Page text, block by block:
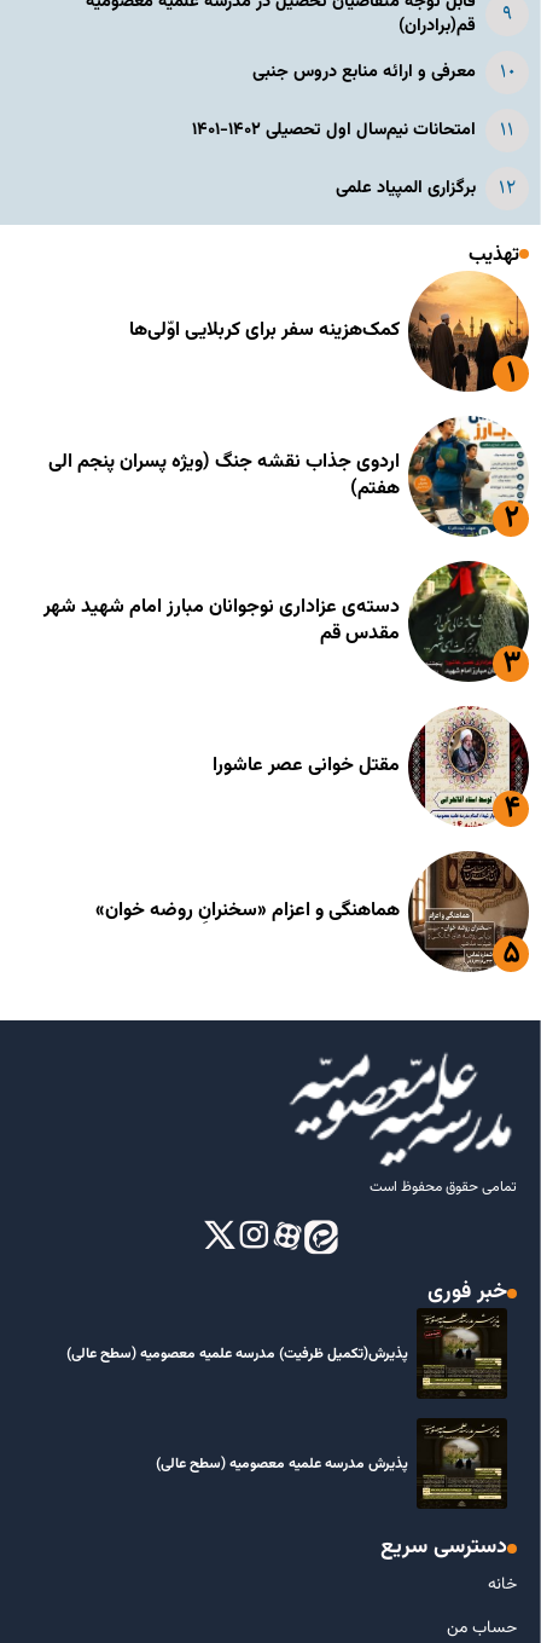
قم(برادران)
معرفی و ارائه منابع دروس جنبی
امتحانات نیم‌سال اول تحصیلی ۱۴۰۲-۱۴۰۱
برگزاری المپیاد علمی
تهذیب
کمک‌هزینه سفر برای کربلایی اوّلی‌ها
اردوی جذاب نقشه جنگ (ویژه پسران پنجم الی
هفتم)
دسته‌ی عزاداری نوجوانان مبارز امام شهید شهر
مقدس قم
مقتل خوانی عصر عاشورا
هماهنگی و اعزام «سخنرانِ روضه خوان»
تمامی حقوق محفوظ است
خبر فوری
پذیرش(تکمیل ظرفیت) مدرسه علمیه معصومیه‌ (سطح عالی)
پذیرش مدرسه علمیه معصومیه‌ (سطح عالی)
دسترسی سریع
خانه
حساب من